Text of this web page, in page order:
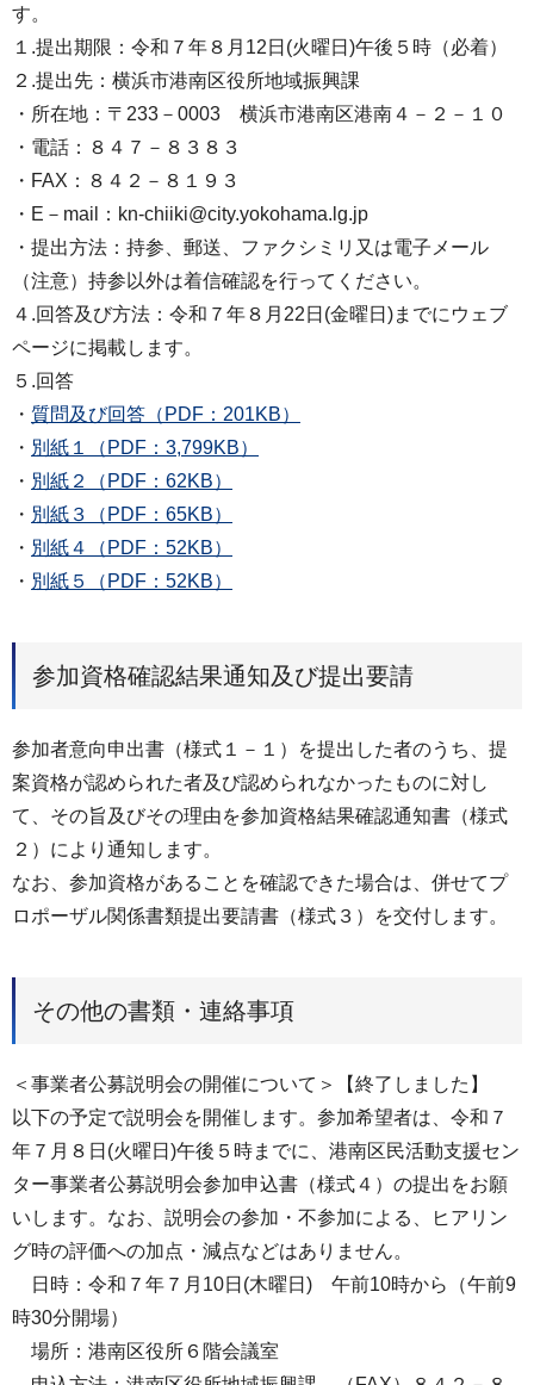
す。
１.提出期限：令和７年８月12日(火曜日)午後５時（必着）
２.提出先：横浜市港南区役所地域振興課
・所在地：〒233－0003 横浜市港南区港南４－２－１０
・電話：８４７－８３８３
・FAX：８４２－８１９３
・E－mail：kn-chiiki@city.yokohama.lg.jp
・提出方法：持参、郵送、ファクシミリ又は電子メール
（注意）持参以外は着信確認を行ってください。
４.回答及び方法：令和７年８月22日(金曜日)までにウェブ
ページに掲載します。
５.回答
・ 質問及び回答（PDF：201KB）
・ 別紙１（PDF：3,799KB）
・ 別紙２（PDF：62KB）
・ 別紙３（PDF：65KB）
・ 別紙４（PDF：52KB）
・ 別紙５（PDF：52KB）
参加資格確認結果通知及び提出要請
参加者意向申出書（様式１－１）を提出した者のうち、提
案資格が認められた者及び認められなかったものに対し
て、その旨及びその理由を参加資格結果確認通知書（様式
２）により通知します。
なお、参加資格があることを確認できた場合は、併せてプ
ロポーザル関係書類提出要請書（様式３）を交付します。
その他の書類・連絡事項
＜事業者公募説明会の開催について＞【終了しました】
以下の予定で説明会を開催します。参加希望者は、令和７
年７月８日(火曜日)午後５時までに、港南区民活動支援セン
ター事業者公募説明会参加申込書（様式４）の提出をお願
いします。なお、説明会の参加・不参加による、ヒアリン
グ時の評価への加点・減点などはありません。
日時：令和７年７月10日(木曜日) 午前10時から（午前9
時30分開場）
場所：港南区役所６階会議室